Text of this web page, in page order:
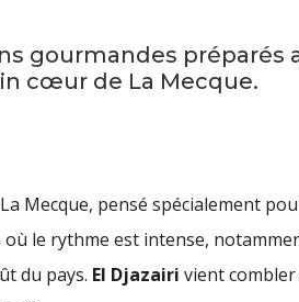
gourmandes préparés
cœur de La Mecque.
La Mecque, pensé spécialement
le rythme est intense,
du pays. El Djazairi vient